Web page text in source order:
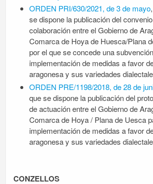
ORDEN PRI/630/2021, de 3 de mayo
se dispone la publicación del
colaboración entre el Gobierno de
Comarca de Hoya de Huesca/Plana
por el que se concede una
implementación de medidas a favor
aragonesa y sus variedades
ORDEN PRE/1198/2018, de 28 de
que se dispone la publicación del
de actuación entre el Gobierno de
Comarca de Hoya / Plana de Uesca
implementación de medidas a favor
aragonesa y sus variedades
CONZELLOS